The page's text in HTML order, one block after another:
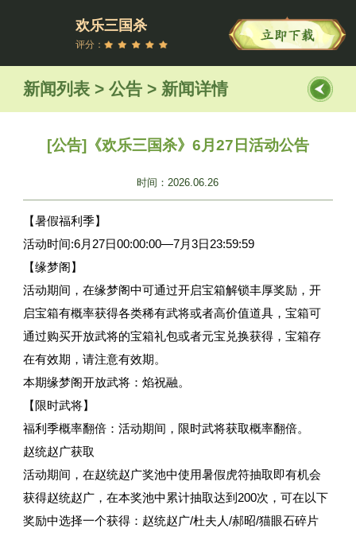
欢乐三国杀
评分：
新闻列表 > 公告 > 新闻详情
[公告]《欢乐三国杀》6月27日活动公告
时间：2026.06.26
【暑假福利季】
活动时间:6月27日00:00:00—7月3日23:59:59
【缘梦阁】
活动期间，在缘梦阁中可通过开启宝箱解锁丰厚奖励，开
启宝箱有概率获得各类稀有武将或者高价值道具，宝箱可
通过购买开放武将的宝箱礼包或者元宝兑换获得，宝箱存
在有效期，请注意有效期。
本期缘梦阁开放武将：焰祝融。
【限时武将】
福利季概率翻倍：活动期间，限时武将获取概率翻倍。
赵统赵广获取
活动期间，在赵统赵广奖池中使用暑假虎符抽取即有机会
获得赵统赵广，在本奖池中累计抽取达到200次，可在以下
奖励中选择一个获得：赵统赵广/杜夫人/郝昭/猫眼石碎片